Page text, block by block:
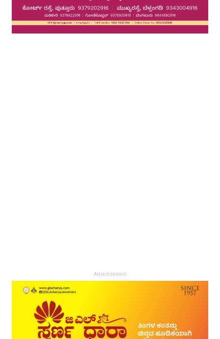
Advertisement